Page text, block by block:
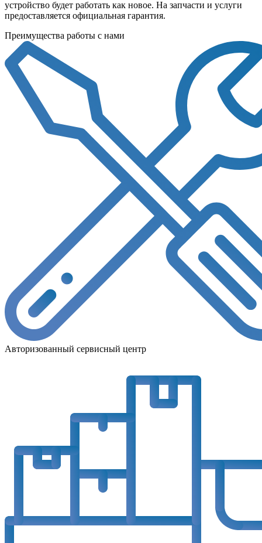
устройство будет работать как новое. На запчасти и услуги
предоставляется официальная гарантия.
Преимущества работы с нами
Авторизованный сервисный центр